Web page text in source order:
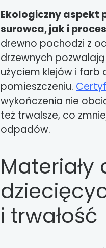
Ekologiczny aspekt
surowca, jak i
drewno pochodzi z
drzewnych
użyciem klejów i farb
pomieszczeniu.
wykończenia nie
też trwalsze, co
odpadów.
Materiały
i trwałość